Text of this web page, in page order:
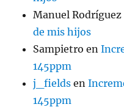
Manuel Rodríguez
de mis hijos
Sampietro en
145ppm
j_fields en
145ppm